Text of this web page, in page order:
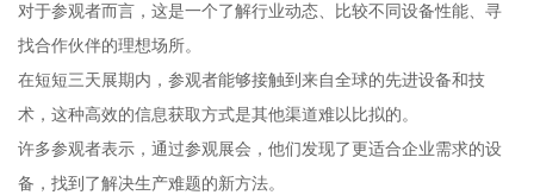
对于参观者而言，这是一个了解行业动态、比较不同设备性能、寻
找合作伙伴的理想场所。
在短短三天展期内，参观者能够接触到来自全球的先进设备和技
术，这种高效的信息获取方式是其他渠道难以比拟的。
许多参观者表示，通过参观展会，他们发现了更适合企业需求的设
备，找到了解决生产难题的新方法。